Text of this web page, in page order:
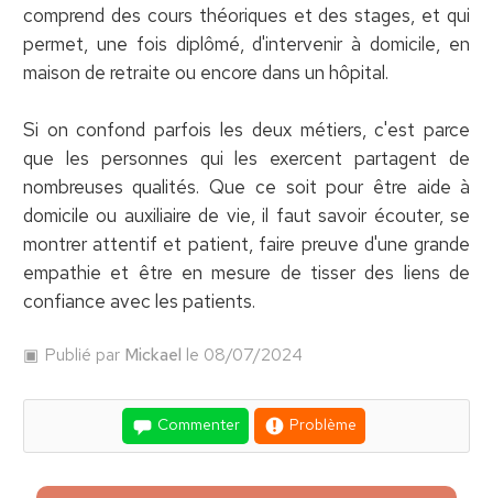
comprend des cours théoriques et des stages, et qui
permet, une fois diplômé, d'intervenir à domicile, en
maison de retraite ou encore dans un hôpital.
Si on confond parfois les deux métiers, c'est parce
que les personnes qui les exercent partagent de
nombreuses qualités. Que ce soit pour être aide à
domicile ou auxiliaire de vie, il faut savoir écouter, se
montrer attentif et patient, faire preuve d'une grande
empathie et être en mesure de tisser des liens de
confiance avec les patients.
Publié par Mickael le 08/07/2024
Commenter Problème